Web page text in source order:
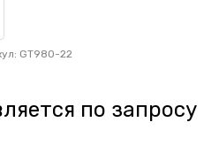
GT980-22
по запросу